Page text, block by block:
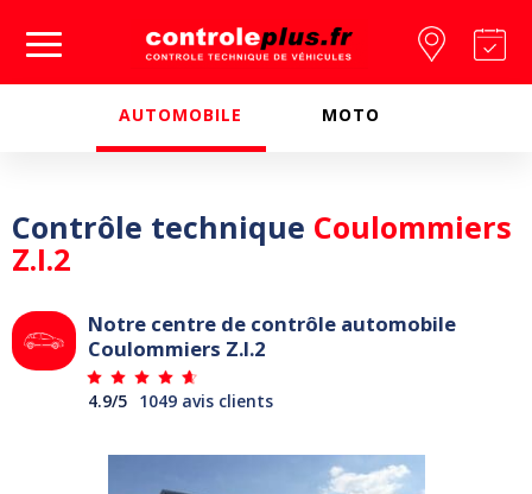
Controleplus.fr
Trouver
AUTOMOBILE MOTO
Contrôle technique Coulommiers
Z.I.2
Notre centre de contrôle automobile
Coulommiers Z.I.2
4.9/5 1049 avis clients